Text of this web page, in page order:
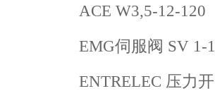
ACE W3,5-12-120
EMG伺服阀 SV 1-
ENTRELEC 压力